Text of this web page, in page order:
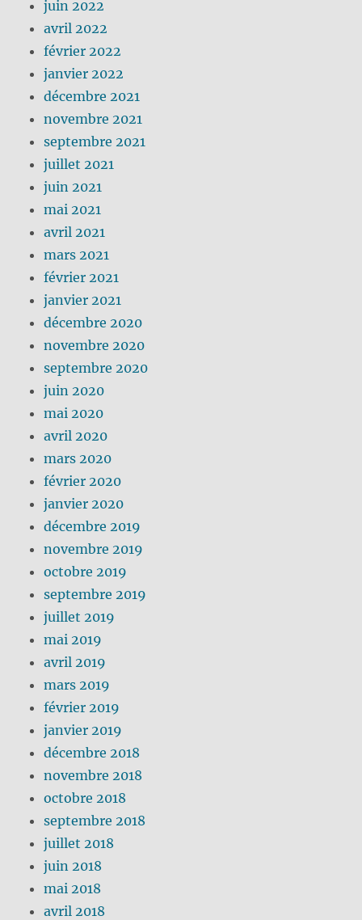
juin 2022
avril 2022
février 2022
janvier 2022
décembre 2021
novembre 2021
septembre 2021
juillet 2021
juin 2021
mai 2021
avril 2021
mars 2021
février 2021
janvier 2021
décembre 2020
novembre 2020
septembre 2020
juin 2020
mai 2020
avril 2020
mars 2020
février 2020
janvier 2020
décembre 2019
novembre 2019
octobre 2019
septembre 2019
juillet 2019
mai 2019
avril 2019
mars 2019
février 2019
janvier 2019
décembre 2018
novembre 2018
octobre 2018
septembre 2018
juillet 2018
juin 2018
mai 2018
avril 2018